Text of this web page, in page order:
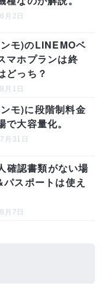
月2日
モ)のLINEMOベ
マホプランは終
どっち？
月1日
モ)に段階制料金
大容量化。
月31日
確認書類がない場
スポートは使え
月7日